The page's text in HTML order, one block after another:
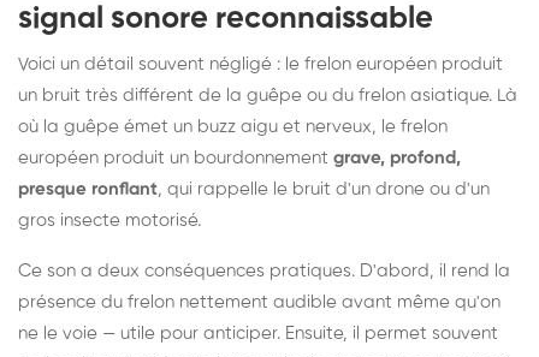
signal sonore reconnaissable
Voici un détail souvent négligé : le frelon européen produit
un bruit très différent de la guêpe ou du frelon asiatique. Là
où la guêpe émet un buzz aigu et nerveux, le frelon
européen produit un bourdonnement grave, profond,
presque ronflant, qui rappelle le bruit d'un drone ou d'un
gros insecte motorisé.
Ce son a deux conséquences pratiques. D'abord, il rend la
présence du frelon nettement audible avant même qu'on
ne le voie — utile pour anticiper. Ensuite, il permet souvent